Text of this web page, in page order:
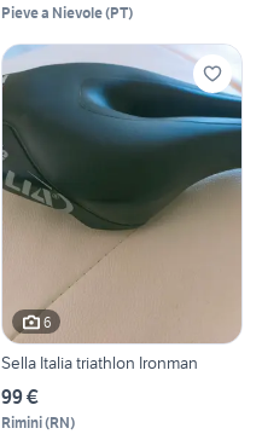
Pieve a Nievole(PT)
6
Sella Italia triathlon Ironman
99 €
Rimini(RN)